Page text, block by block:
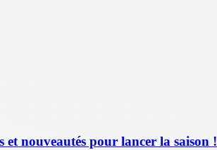
et nouveautés pour lancer la saison !